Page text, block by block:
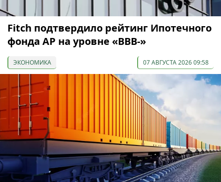
Fitch подтвердило рейтинг Ипотечного
фонда АР на уровне «BBB-»
ЭКОНОМИКА 07 АВГУСТА 2026 09:58